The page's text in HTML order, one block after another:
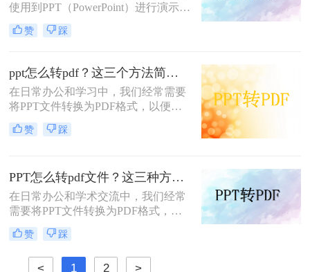
使用到PPT（PowerPoint）进行演示和
报告。然而，有时我们可能需要将
PPT文件转换成PDF版本，以便于在
看和分享，或者为了保持演示内容的
格式和布局不变。那么，如何把PPT
转换成PDF版本呢？本文将为您介绍
几种常见的方法。
赞 踩
ppt怎么转pdf？这三个方法简单易操作！
在日常办公和学习中，我们经常需要
将PPT文件转换为PDF格式，以便在
各种设备和平台上进行分享、打印或
存档。那么PPT怎么转PDF呢？本文
赞 踩
PPT怎么转pdf文件？这三种方法小白也能轻松学会！
在日常办公和学术交流中，我们经常
需要将PPT文件转换为PDF格式，以
便于分享、打印和保存。PDF格式因
其跨平台兼容性和良好的版面保持能
力，成为了许多场合下的首选格式。
那么PPT怎么转pdf文件呢？本文将介
赞 踩
< 1 2 >